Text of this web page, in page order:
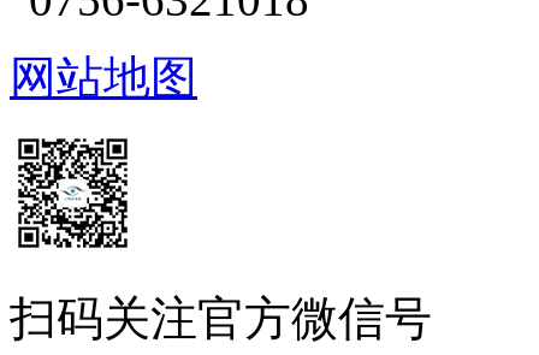
网站地图
扫码关注官方微信号